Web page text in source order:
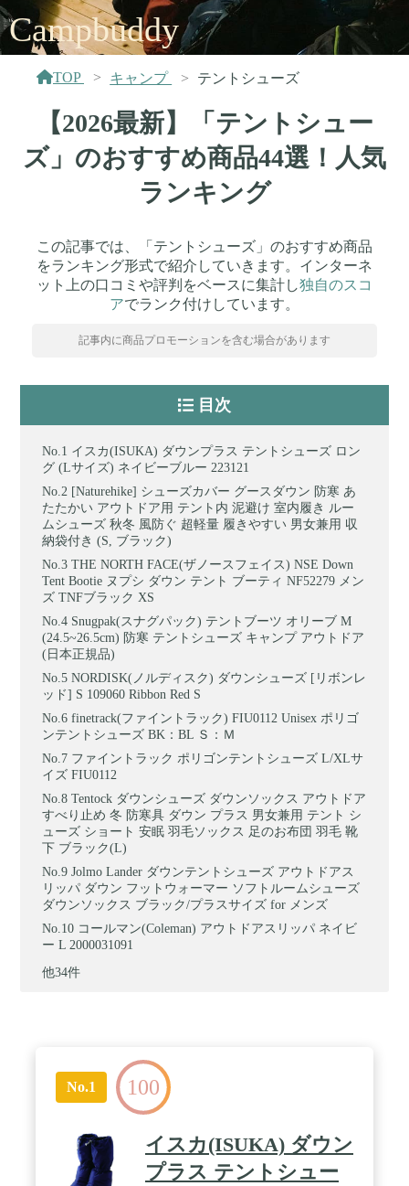
Campbuddy
TOP キャンプ テントシューズ
【2026最新】「テントシュー
ズ」のおすすめ商品44選！人気
ランキング
この記事では、「テントシューズ」のおすすめ商品
をランキング形式で紹介していきます。インターネ
ット上の口コミや評判をベースに集計し独自のスコ
アでランク付けしています。
記事内に商品プロモーションを含む場合があります
目次
イスカ(ISUKA) ダウンプラス テントシューズ ロン
グ (Lサイズ) ネイビーブルー 223121
[Naturehike] シューズカバー グースダウン 防寒 あ
たたかい アウトドア用 テント内 泥避け 室内履き ルー
ムシューズ 秋冬 風防ぐ 超軽量 履きやすい 男女兼用 収
納袋付き (S, ブラック)
THE NORTH FACE(ザノースフェイス) NSE Down
Tent Bootie ヌプシ ダウン テント ブーティ NF52279 メン
ズ TNFブラック XS
Snugpak(スナグパック) テントブーツ オリーブ M
(24.5~26.5cm) 防寒 テントシューズ キャンプ アウトドア
(日本正規品)
NORDISK(ノルディスク) ダウンシューズ [リボンレ
ッド] S 109060 Ribbon Red S
finetrack(ファイントラック) FIU0112 Unisex ポリゴ
ンテントシューズ BK：BL Ｓ：Ｍ
ファイントラック ポリゴンテントシューズ L/XLサ
イズ FIU0112
Tentock ダウンシューズ ダウンソックス アウトドア
すべり止め 冬 防寒具 ダウン プラス 男女兼用 テント シ
ューズ ショート 安眠 羽毛ソックス 足のお布団 羽毛 靴
下 ブラック(L)
Jolmo Lander ダウンテントシューズ アウトドアス
リッパ ダウン フットウォーマー ソフトルームシューズ
ダウンソックス ブラック/プラスサイズ for メンズ
コールマン(Coleman) アウトドアスリッパ ネイビ
ー L 2000031091
他34件
No.1 100
イスカ(ISUKA) ダウン
プラス テントシュー